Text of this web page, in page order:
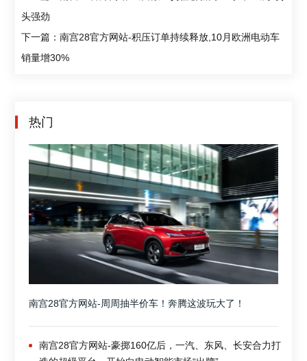
头强劲
下一篇：南宫28官方网站-积压订单持续释放,10月欧洲电动车
销量增30%
热门
南宫28官方网站-周周抽半价车！奔腾这波玩大了！
南宫28官方网站-豪掷160亿后，一汽、东风、长安合力打